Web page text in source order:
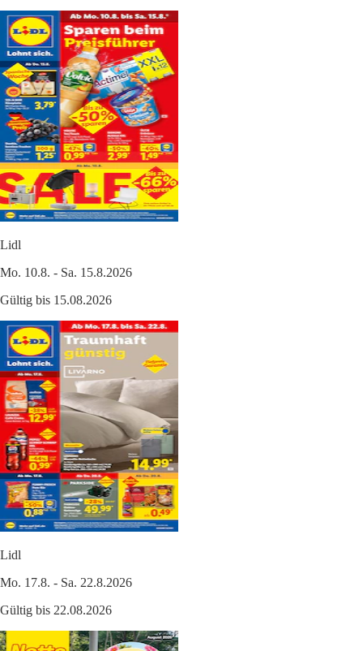
Lidl
Mo. 10.8. - Sa. 15.8.2026
Gültig bis 15.08.2026
Lidl
Mo. 17.8. - Sa. 22.8.2026
Gültig bis 22.08.2026